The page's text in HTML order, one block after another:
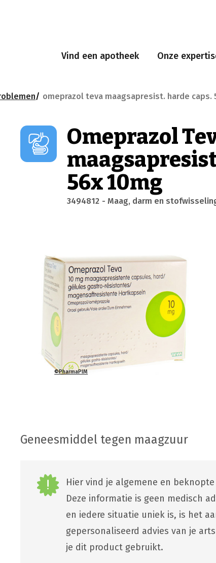
Vind een apotheek Onze
omeprazol teva maagsapresist. harde caps.
Omeprazol
56x 10mg
3494812 - Maag, darm en
©PharmaPIM
Geneesmiddel tegen maagzuur
Hier vind je algemene en
Deze informatie is geen medisch
en iedere situatie uniek is, is het
gepersonaliseerd advies van je
je dit product gebruikt.